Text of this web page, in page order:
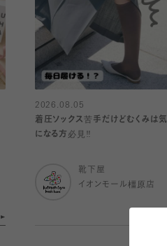
2026.08.05
着圧ソックス苦手だけどむくみは気
になる方必見‼️
靴下屋
イオンモール橿原店